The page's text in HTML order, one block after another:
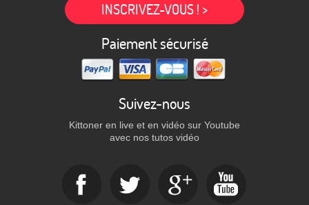
INSCRIVEZ-VOUS ! >
Paiement sécurisé
Suivez-nous
Kittoner en live et en vidéo sur Youtube
avec nos tutos vidéo